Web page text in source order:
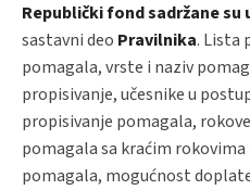
Republički fond sadržane su
sastavni deo Pravilnika. Lista
pomagala, vrste i naziv
propisivanje, učesnike u
propisivanje pomagala,
pomagala sa kraćim
pomagala, mogućnost